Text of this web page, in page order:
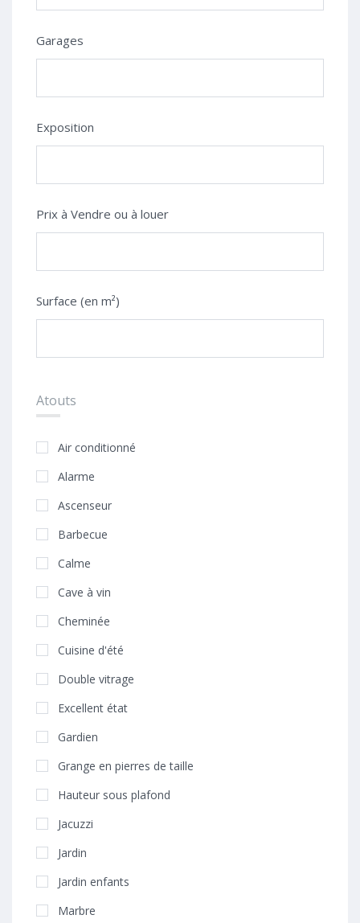
Garages
Exposition
Prix à Vendre ou à louer
Surface (en m²)
Atouts
Air conditionné
Alarme
Ascenseur
Barbecue
Calme
Cave à vin
Cheminée
Cuisine d'été
Double vitrage
Excellent état
Gardien
Grange en pierres de taille
Hauteur sous plafond
Jacuzzi
Jardin
Jardin enfants
Marbre